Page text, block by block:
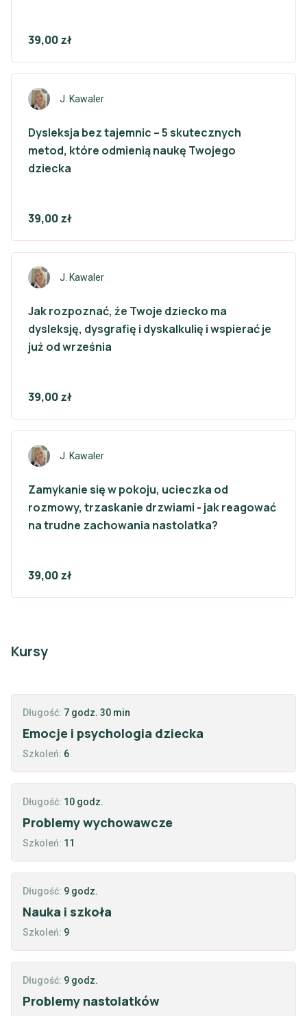
39,00 zł
J. Kawaler
Dysleksja bez tajemnic – 5 skutecznych
metod, które odmienią naukę Twojego
dziecka
39,00 zł
J. Kawaler
Jak rozpoznać, że Twoje dziecko ma
dysleksję, dysgrafię i dyskalkulię i wspierać je
już od września
39,00 zł
J. Kawaler
Zamykanie się w pokoju, ucieczka od
rozmowy, trzaskanie drzwiami - jak reagować
na trudne zachowania nastolatka?
39,00 zł
Kursy
Długość: 7 godz. 30 min
Emocje i psychologia dziecka
Szkoleń: 6
Długość: 10 godz.
Problemy wychowawcze
Szkoleń: 11
Długość: 9 godz.
Nauka i szkoła
Szkoleń: 9
Długość: 9 godz.
Problemy nastolatków